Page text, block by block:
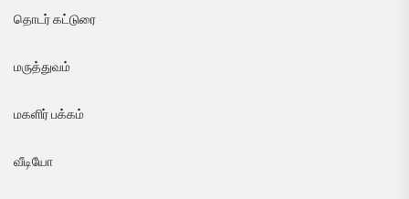
தொடர் கட்டுரை
மருத்துவம்
மகளிர் பக்கம்
வீடியோ